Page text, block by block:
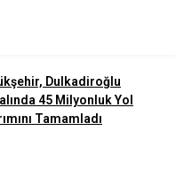
Dulkadiroğlu
45 Milyonluk Yol
Tamamladı